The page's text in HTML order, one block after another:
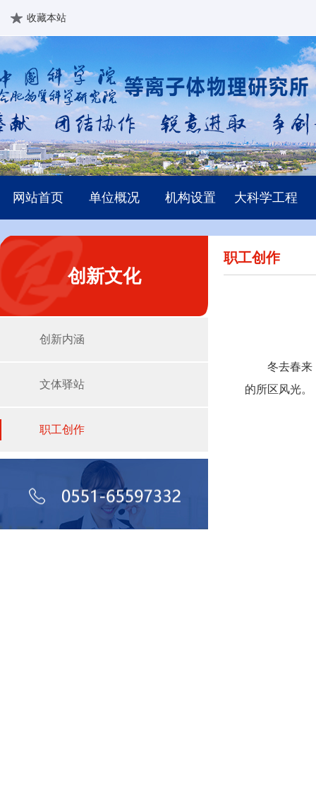
收藏本站
网站首页 单位概况 机构设置 大科学工程
创新文化
创新内涵
文体驿站
职工创作
职工创作
冬去春来，
的所区风光。